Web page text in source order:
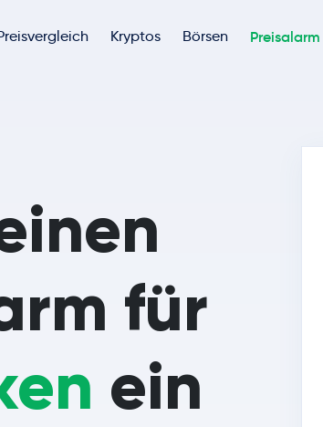
Kryptos Börsen Preisalarm
für
ein